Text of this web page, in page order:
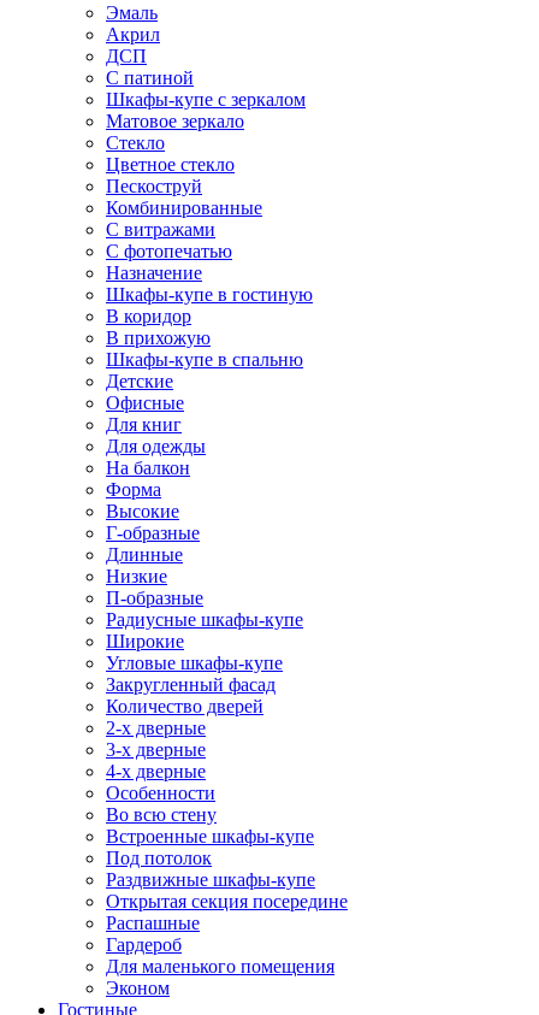
Эмаль
Акрил
ДСП
С патиной
Шкафы-купе с зеркалом
Матовое зеркало
Стекло
Цветное стекло
Пескоструй
Комбинированные
С витражами
С фотопечатью
Назначение
Шкафы-купе в гостиную
В коридор
В прихожую
Шкафы-купе в спальню
Детские
Офисные
Для книг
Для одежды
На балкон
Форма
Высокие
Г-образные
Длинные
Низкие
П-образные
Радиусные шкафы-купе
Широкие
Угловые шкафы-купе
Закругленный фасад
Количество дверей
2-х дверные
3-х дверные
4-х дверные
Особенности
Во всю стену
Встроенные шкафы-купе
Под потолок
Раздвижные шкафы-купе
Открытая секция посередине
Распашные
Гардероб
Для маленького помещения
Эконом
Гостиные